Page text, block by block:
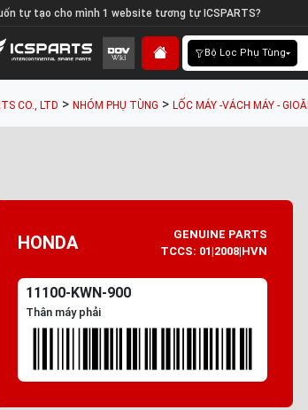
tự tạo cho mình 1 website tương tự ICSPARTS?
Bộ Lọc Phụ Tùng
CO., LTD > NHÓM PHỤ TÙNG > LỐC MÁY -VÁCH MÁY -
HONDA
GENUINE PARTS
TCCS: 01|2008|HVN
11100-KWN-900
Thân máy phải